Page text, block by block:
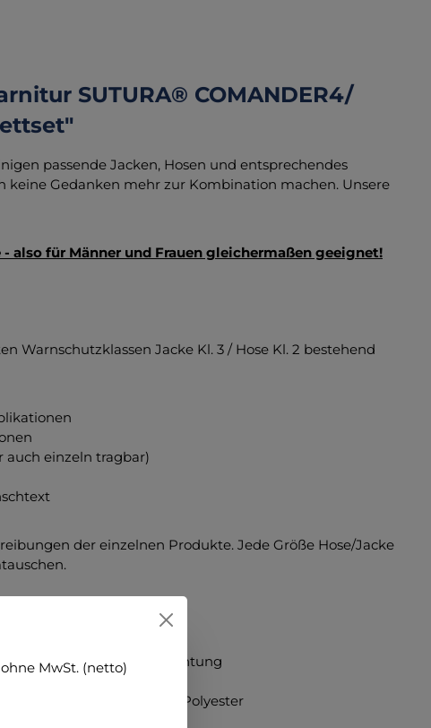
SUTURA® COMANDER4/
passende Jacken, Hosen und entsprechendes
Gedanken mehr zur Kombination machen. Unsere
also für Männer und Frauen gleichermaßen geeignet!
Warnschutzklassen Jacke Kl. 3 / Hose Kl. 2 bestehend
auch einzeln tragbar)
der einzelnen Produkte. Jede Größe Hose/Jacke
mit 10% PU- Beschichtung
Meshgewebe grau, 100% Polyester
geeignet
MwSt. (netto)